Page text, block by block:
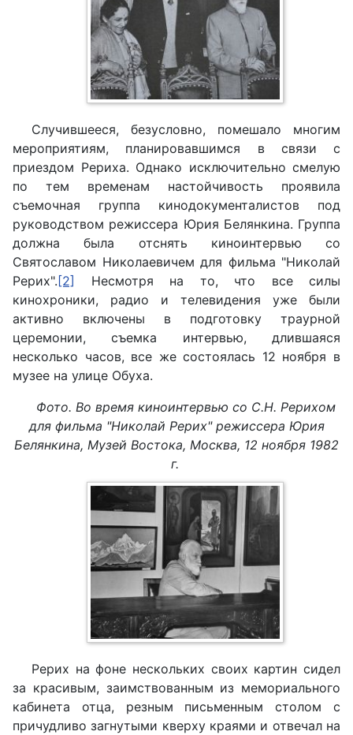
Случившееся, безусловно, помешало многим
мероприятиям, планировавшимся в связи с
приездом Рериха. Однако исключительно смелую
по тем временам настойчивость проявила
съемочная группа кинодокументалистов под
руководством режиссера Юрия Белянкина. Группа
должна была отснять киноинтервью со
Святославом Николаевичем для фильма "Николай
Рерих". [2]
Несмотря на то, что все силы
кинохроники, радио и телевидения уже были
активно включены в подготовку траурной
церемонии, съемка интервью, длившаяся
несколько часов, все же состоялась 12 ноября в
музее на улице Обуха.
Фото. Во время киноинтервью со С.Н. Рерихом
для фильма "Николай Рерих" режиссера Юрия
Белянкина, Музей Востока, Москва, 12 ноября 1982
г.
Рерих на фоне нескольких своих картин сидел
за красивым, заимствованным из мемориального
кабинета отца, резным письменным столом с
причудливо загнутыми кверху краями и отвечал на